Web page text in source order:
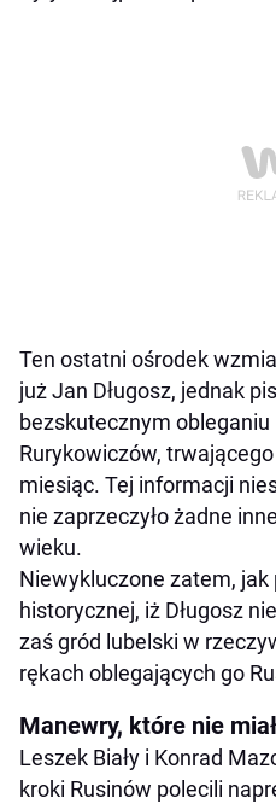
Ten ostatni ośrodek
już Jan Długosz, jednak
bezskutecznym
Rurykowiczów,
miesiąc. Tej informacji
nie zaprzeczyło żadne
wieku.
Niewykluczone zatem,
historycznej, iż Długosz
zaś gród lubelski w
rękach oblegających go
Manewry, które nie
Leszek Biały i Konrad
kroki Rusinów polecili